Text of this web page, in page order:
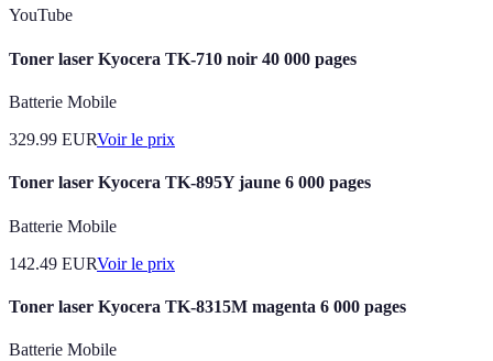
YouTube
Toner laser Kyocera TK-710 noir 40 000 pages
Batterie Mobile
329.99 EURVoir le prix
Toner laser Kyocera TK-895Y jaune 6 000 pages
Batterie Mobile
142.49 EURVoir le prix
Toner laser Kyocera TK-8315M magenta 6 000 pages
Batterie Mobile